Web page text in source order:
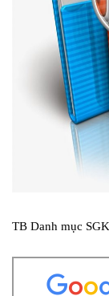
TB Danh mục